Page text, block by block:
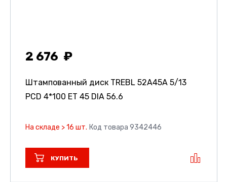
2 676
Штампованный диск TREBL 52A45A 5/13
PCD 4*100 ET 45 DIA 56.6
На складе > 16 шт. Код товара 9342446
КУПИТЬ